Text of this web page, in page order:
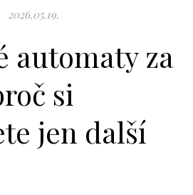
2026.05.19.
automaty za
si
jen další